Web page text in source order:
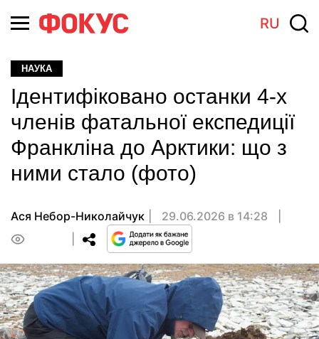
RU
НАУКА
Ідентифіковано останки 4-х
членів фатальної експедиції
Франкліна до Арктики: що з
ними стало (фото)
Ася Небор-Николайчук
29.06.2026 в 14:28